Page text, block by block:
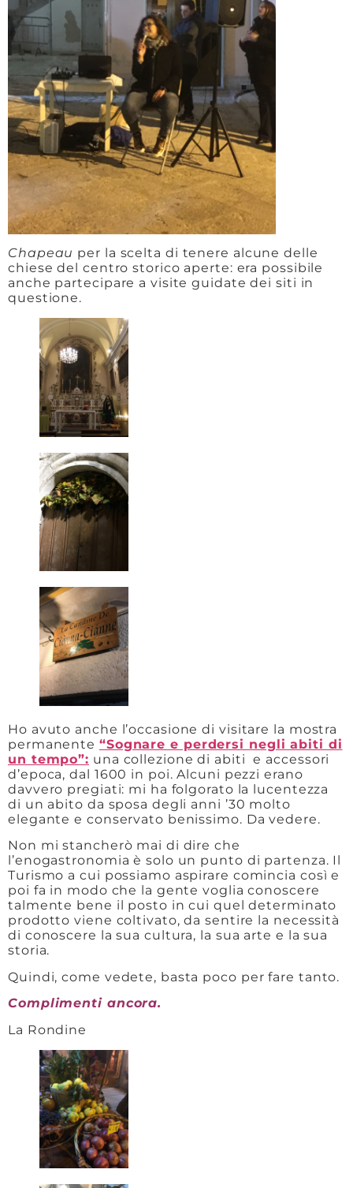
Chapeau per la scelta di tenere alcune delle
chiese del centro storico aperte: era possibile
anche partecipare a visite guidate dei siti in
questione.
Ho avuto anche l’occasione di visitare la mostra
permanente “Sognare e perdersi negli abiti di
un tempo”: una collezione di abiti e accessori
d’epoca, dal 1600 in poi. Alcuni pezzi erano
davvero pregiati: mi ha folgorato la lucentezza
di un abito da sposa degli anni ’30 molto
elegante e conservato benissimo. Da vedere.
Non mi stancherò mai di dire che
l’enogastronomia è solo un punto di partenza. Il
Turismo a cui possiamo aspirare comincia così e
poi fa in modo che la gente voglia conoscere
talmente bene il posto in cui quel determinato
prodotto viene coltivato, da sentire la necessità
di conoscere la sua cultura, la sua arte e la sua
storia.
Quindi, come vedete, basta poco per fare tanto.
Complimenti ancora.
La Rondine